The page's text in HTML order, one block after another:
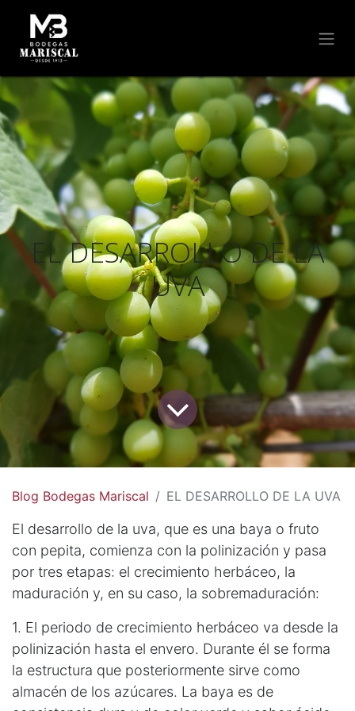
EL DESARROLLO DE LA
UVA
Blog Bodegas Mariscal EL DESARROLLO DE LA UVA
El desarrollo de la uva, que es una baya o fruto
con pepita, comienza con la polinización y pasa
por tres etapas: el crecimiento herbáceo, la
maduración y, en su caso, la sobremaduración:
1. El periodo de crecimiento herbáceo va desde la
polinización hasta el envero. Durante él se forma
la estructura que posteriormente sirve como
almacén de los azúcares. La baya es de